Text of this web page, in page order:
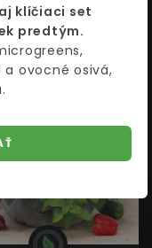
klíčiaci set
predtým.
ovocné osivá,